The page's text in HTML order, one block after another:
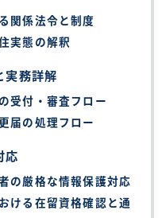
関係法令と制度
実態の解釈
実務詳解
受付・審査フロー
届の処理フロー
応
の厳格な情報保護対応
ける在留資格確認と通